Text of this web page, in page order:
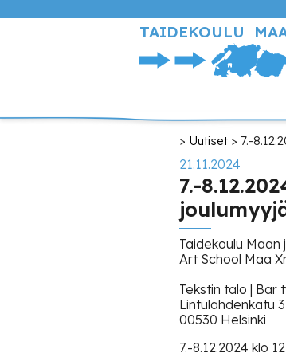
TAIDEKOULU
Murupolku
Uutiset 7.-
21.11.2024
7.-
Taidekoulu
Art School Maa
Tekstin talo | Bar
Lintulahdenkatu 3
00530 Helsinki
7.-8.12.2024 klo